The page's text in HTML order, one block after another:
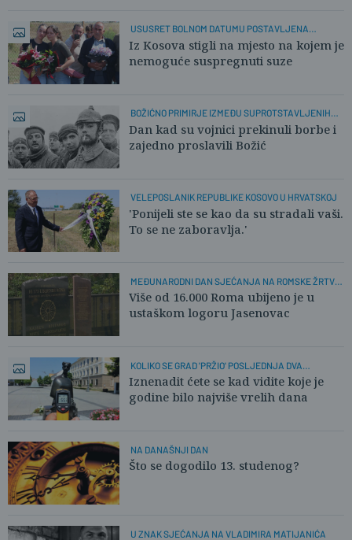
USUSRET BOLNOM DATUMU POSTAVLJENA
SPOMEN-PLOČA
Iz Kosova stigli na mjesto na kojem je
nemoguće suspregnuti suze
BOŽIĆNO PRIMIRJE IZMEĐU SUPROTSTAVLJENIH
STRANA
Dan kad su vojnici prekinuli borbe i
zajedno proslavili Božić
VELEPOSLANIK REPUBLIKE KOSOVO U HRVATSKOJ
'Ponijeli ste se kao da su stradali vaši.
To se ne zaboravlja.'
MEĐUNARODNI DAN SJEĆANJA NA ROMSKE ŽRTVE
GENOCIDA
Više od 16.000 Roma ubijeno je u
ustaškom logoru Jasenovac
KOLIKO SE GRAD 'PRŽIO' POSLJEDNJA DVA
DESETLJEĆA?
Iznenadit ćete se kad vidite koje je
godine bilo najviše vrelih dana
NA DANAŠNJI DAN
Što se dogodilo 13. studenog?
U ZNAK SJEĆANJA NA VLADIMIRA MATIJANIĆA